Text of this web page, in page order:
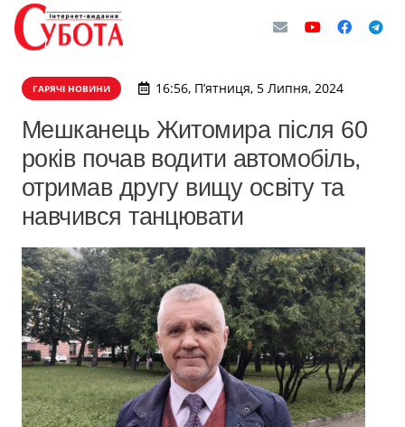
ГАРЯЧІ НОВИНИ 16:56, П’ятниця, 5 Липня, 2024
Мешканець Житомира після 60
років почав водити автомобіль,
отримав другу вищу освіту та
навчився танцювати